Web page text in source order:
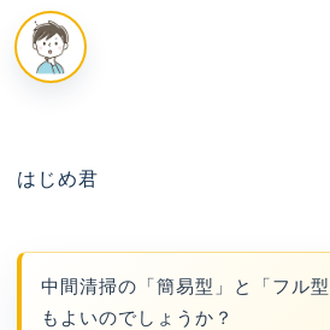
はじめ君
中間清掃の「簡易型」と「フル
もよいのでしょうか？